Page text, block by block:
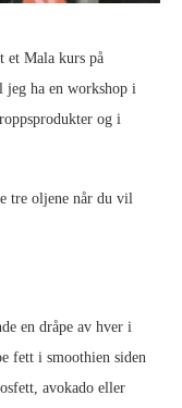
et Mala kurs på
jeg ha en workshop i
og i
tre oljene når du vil
en dråpe av hver i
fett i smoothien siden
avokado eller